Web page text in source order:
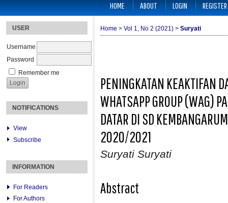
USER
Username
Password
Remember me
NOTIFICATIONS
View
Subscribe
INFORMATION
For Readers
For Authors
HOME ABOUT LOGIN REGISTER
Home > Vol 1, No 2 (2021) > Suryati
PENINGKATAN KEAKTIFAN
WHATSAPP GROUP (WAG)
DATAR DI SD
2020/2021
Suryati Suryati
Abstract